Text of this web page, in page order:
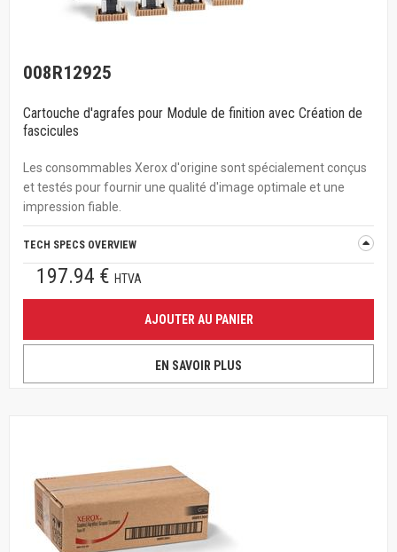
008R12925
Cartouche d'agrafes pour Module de finition avec Création de
fascicules
Les consommables Xerox d'origine sont spécialement conçus
et testés pour fournir une qualité d'image optimale et une
impression fiable.
TECH SPECS OVERVIEW
197.94 € HTVA
AJOUTER AU PANIER
EN SAVOIR PLUS